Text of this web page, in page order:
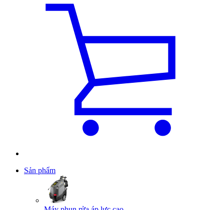
Sản phẩm